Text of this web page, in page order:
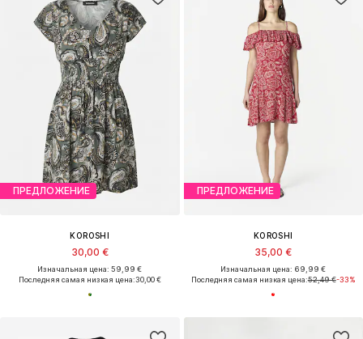
ПРЕДЛОЖЕНИЕ
KOROSHI
30,00 €
Изначальная цена: 59,99 €
Последняя самая низкая цена:30,00 €
ПРЕДЛОЖЕНИЕ
KOROSHI
35,00 €
Изначальная цена: 69,99 €
Последняя самая низкая цена:52,49 €-33%